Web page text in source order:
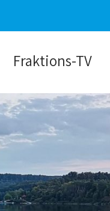
Fraktions-TV